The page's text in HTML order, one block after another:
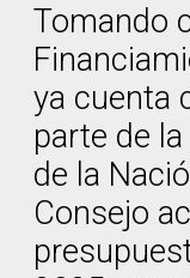
Tomando
ya cuenta
parte de
de la
Consejo